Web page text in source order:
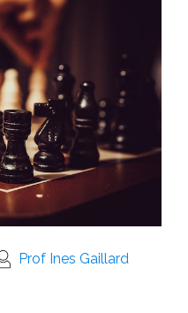
Prof Ines Gaillard